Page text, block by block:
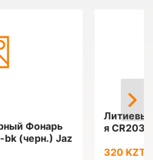
Фонарь
(черн.) Jaz
я
320 KZT